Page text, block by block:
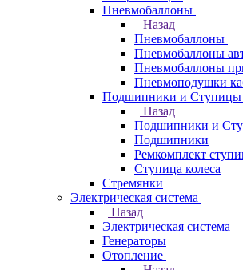
Пневмобаллоны
Назад
Пневмобаллоны
Пневмобаллоны
Пневмобаллоны
Пневмоподушки
Подшипники и Ступицы
Назад
Подшипники и
Подшипники
Ремкомплект
Ступица колеса
Стремянки
Электрическая система
Назад
Электрическая система
Генераторы
Отопление